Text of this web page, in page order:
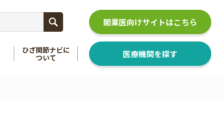
ひざ関節ナビに
ついて
医療機関を探す
開業医向けサイトはこちら